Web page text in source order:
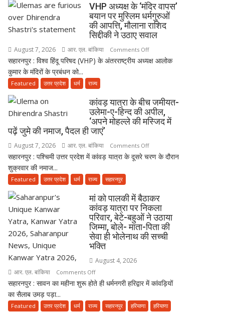
क़ुरआन
और
सुन्नत
चलेगा”
VHP अध्यक्ष के ‘मंदिर वापस’
बयान पर मुस्लिम धर्मगुरुओं
की आपत्ति, मौलाना राशिद
सिद्दीकी ने उठाए सवाल
August 7, 2026 आर. एल. बांकिया Comments Offon
VHP
वापस’
बयान
पर
की
सिद्दीकी
ने
उठाए
सवाल
सहारनपुर : विश्व हिंदू परिषद (VHP) के अंतरराष्ट्रीय अध्यक्ष आलोक
कुमार के मंदिरों के प्रबंधन को...
Featured उत्तर प्रदेश धर्म राज्य
कांवड़ यात्रा के बीच जमीयत-
उलेमा-ए-हिन्द की अपील,
‘अपने मोहल्ले की मस्जिद में
पढ़ें जुमे की नमाज, पैदल ही जाएं’
August 7, 2026 आर. एल. बांकिया Comments Offon
कांवड़
जमीयत-
उलेमा-
ए-
हिन्द
की
मस्जिद
में
सहारनपुर : पश्चिमी उत्तर प्रदेश में कांवड़ यात्रा के दूसरे चरण के दौरान
शुक्रवार की नमाज...
Featured उत्तर प्रदेश धर्म राज्य सहारनपुर
मां को पालकी में बैठाकर
कांवड़ यात्रा पर निकला
परिवार, बेटे-बहुओं ने उठाया
जिम्मा, बोले- माता-पिता की
सेवा ही भोलेनाथ की सच्ची
भक्ति
August 4, 2026
आर. एल. बांकिया
Comments Offon
मां
पालकी
सहारनपुर : सावन का महीना शुरू होते ही धर्मनगरी हरिद्वार में कांवड़ियों
का सैलाब उमड़ पड़ा...
Featured उत्तर प्रदेश धर्म राज्य सहारनपुर हरियाणा हरियाणा